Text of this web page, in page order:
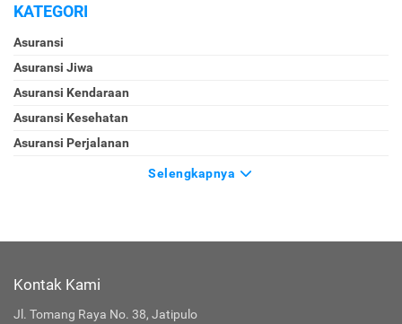
KATEGORI
Asuransi
Asuransi Jiwa
Asuransi Kendaraan
Asuransi Kesehatan
Asuransi Perjalanan
Selengkapnya
Kontak Kami
Jl. Tomang Raya No. 38, Jatipulo